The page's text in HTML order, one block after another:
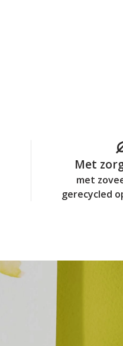
Met
met
gerecycled